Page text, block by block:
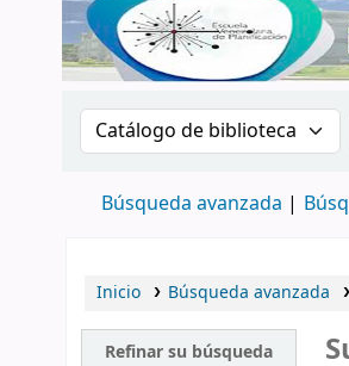
Buscar en el catálogo
Búsqueda avanzada
Inicio Búsqueda avanzada
Refinar su búsqueda